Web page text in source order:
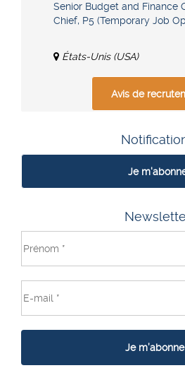
Senior Budget and Finance
Chief, P5 (Temporary Job
États-Unis (USA)
Avis de
Je